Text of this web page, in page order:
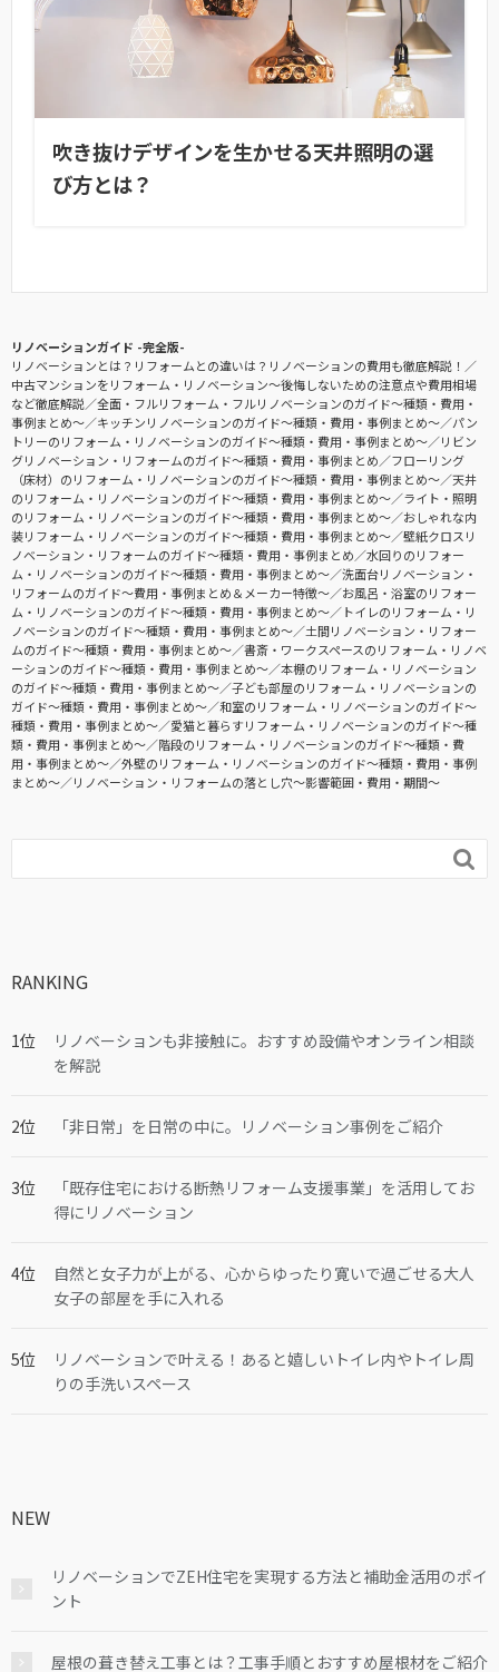
吹き抜けデザインを生かせる天井照明の選
び方とは？
リノベーションガイド -完全版-
リノベーションとは？リフォームとの違いは？リノベーションの費用も徹底解説！
中古マンションをリフォーム・リノベーション〜後悔しないための注意点や費用相場
など徹底解説
全面・フルリフォーム・フルリノベーションのガイド〜種類・費用・
事例まとめ〜
キッチンリノベーションのガイド〜種類・費用・事例まとめ〜
パン
トリーのリフォーム・リノベーションのガイド〜種類・費用・事例まとめ〜
リビン
グリノベーション・リフォームのガイド〜種類・費用・事例まとめ
フローリング
（床材）のリフォーム・リノベーションのガイド〜種類・費用・事例まとめ〜
天井
のリフォーム・リノベーションのガイド〜種類・費用・事例まとめ〜
ライト・照明
のリフォーム・リノベーションのガイド〜種類・費用・事例まとめ〜
おしゃれな内
装リフォーム・リノベーションのガイド〜種類・費用・事例まとめ〜
壁紙クロスリ
ノベーション・リフォームのガイド〜種類・費用・事例まとめ
水回りのリフォー
ム・リノベーションのガイド〜種類・費用・事例まとめ〜
洗面台リノベーション・
リフォームのガイド〜費用・事例まとめ＆メーカー特徴〜
お風呂・浴室のリフォー
ム・リノベーションのガイド〜種類・費用・事例まとめ〜
トイレのリフォーム・リ
ノベーションのガイド〜種類・費用・事例まとめ〜
土間リノベーション・リフォー
ムのガイド〜種類・費用・事例まとめ〜
書斎・ワークスペースのリフォーム・リノベ
ーションのガイド〜種類・費用・事例まとめ〜
本棚のリフォーム・リノベーション
のガイド〜種類・費用・事例まとめ〜
子ども部屋のリフォーム・リノベーションの
ガイド〜種類・費用・事例まとめ〜
和室のリフォーム・リノベーションのガイド〜
種類・費用・事例まとめ〜
愛猫と暮らすリフォーム・リノベーションのガイド〜種
類・費用・事例まとめ〜
階段のリフォーム・リノベーションのガイド〜種類・費
用・事例まとめ〜
外壁のリフォーム・リノベーションのガイド〜種類・費用・事例
まとめ〜
リノベーション・リフォームの落とし穴～影響範囲・費用・期間～

RANKING
リノベーションも非接触に。おすすめ設備やオンライン相談
を解説
「非日常」を日常の中に。リノベーション事例をご紹介
「既存住宅における断熱リフォーム支援事業」を活用してお
得にリノベーション
自然と女子力が上がる、心からゆったり寛いで過ごせる大人
女子の部屋を手に入れる
リノベーションで叶える！あると嬉しいトイレ内やトイレ周
りの手洗いスペース
NEW
リノベーションでZEH住宅を実現する方法と補助金活用のポイ
ント
屋根の葺き替え工事とは？工事手順とおすすめ屋根材をご紹介